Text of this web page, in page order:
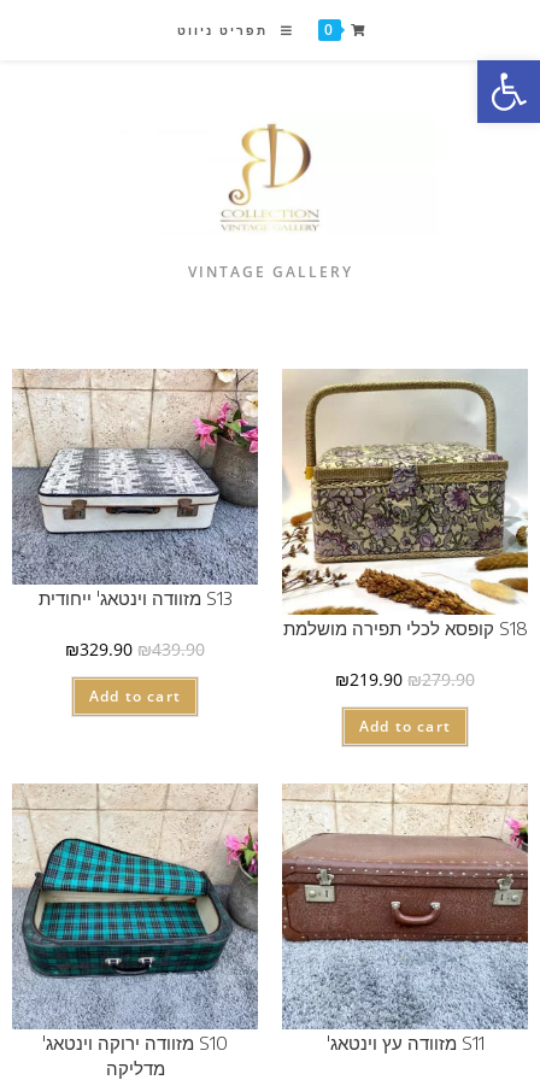
פתח סרגל נגישות
0 תפריט ניווט
VINTAGE GALLERY
S18 קופסא לכלי תפירה מושלמת
₪279.90
₪219.90
Add to cart
S13 מזוודה וינטאג' ייחודית
₪439.90
₪329.90
Add to cart
S11 מזוודה עץ וינטאג'
S10 מזוודה ירוקה וינטאג'
מדליקה